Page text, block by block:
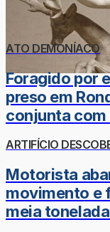
ATO DEMONÍACO
Foragido por
preso em
conjunta com
ARTIFÍCIO
Motorista
movimento e
meia